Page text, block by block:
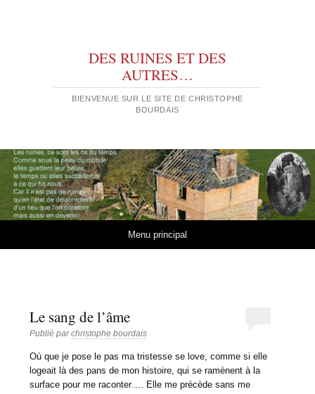
DES RUINES ET DES
AUTRES…
BIENVENUE SUR LE SITE DE CHRISTOPHE
BOURDAIS
Menu principal
Le sang de l’âme
Publié parchristophe bourdais
Où que je pose le pas ma tristesse se love, comme si elle
logeait là des pans de mon histoire, qui se ramènent à la
surface pour me raconter…. Elle me précède sans me